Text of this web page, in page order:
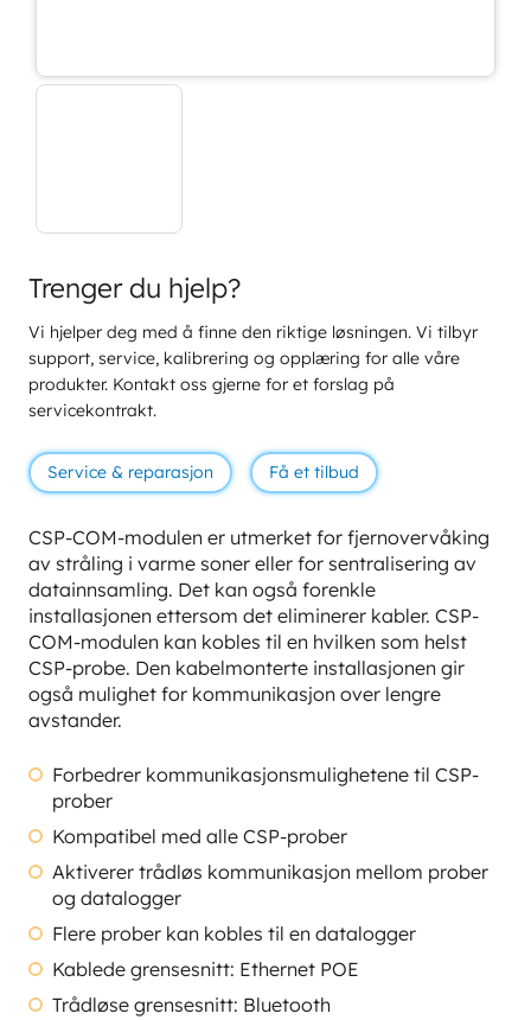
Trenger du hjelp?
Vi hjelper deg med å finne den riktige løsningen. Vi tilbyr
support, service, kalibrering og opplæring for alle våre
produkter. Kontakt oss gjerne for et forslag på
servicekontrakt.
Service & reparasjon Få et tilbud
CSP-COM-modulen er utmerket for fjernovervåking
av stråling i varme soner eller for sentralisering av
datainnsamling. Det kan også forenkle
installasjonen ettersom det eliminerer kabler. CSP-
COM-modulen kan kobles til en hvilken som helst
CSP-probe. Den kabelmonterte installasjonen gir
også mulighet for kommunikasjon over lengre
avstander.
Forbedrer kommunikasjonsmulighetene til CSP-
prober
Kompatibel med alle CSP-prober
Aktiverer trådløs kommunikasjon mellom prober
og datalogger
Flere prober kan kobles til en datalogger
Kablede grensesnitt: Ethernet POE
Trådløse grensesnitt: Bluetooth